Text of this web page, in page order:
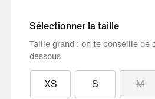
Sélectionner la taille
XS S M
Taille grand : on te conseille de
dessous